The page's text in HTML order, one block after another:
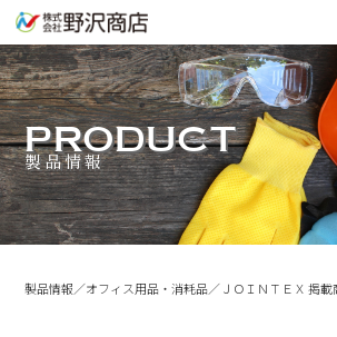
PRODUCT
製品情報
製品情報 オフィス用品・消耗品 ＪＯＩＮＴＥＸ 掲載